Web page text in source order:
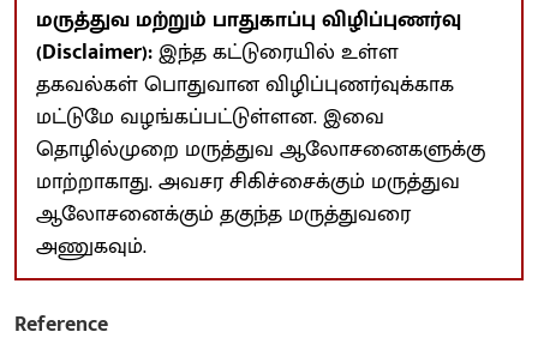
மருத்துவ மற்றும் பாதுகாப்பு விழிப்புணர்வு
(Disclaimer):இந்த கட்டுரையில் உள்ள
தகவல்கள் பொதுவான விழிப்புணர்வுக்காக
மட்டுமே வழங்கப்பட்டுள்ளன. இவை
தொழில்முறை மருத்துவ ஆலோசனைகளுக்கு
மாற்றாகாது. அவசர சிகிச்சைக்கும் மருத்துவ
ஆலோசனைக்கும் தகுந்த மருத்துவரை
அணுகவும்.
Reference